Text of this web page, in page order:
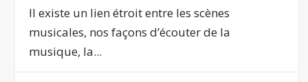
Il existe un lien étroit entre les scènes
musicales, nos façons d’écouter de la
musique, la...